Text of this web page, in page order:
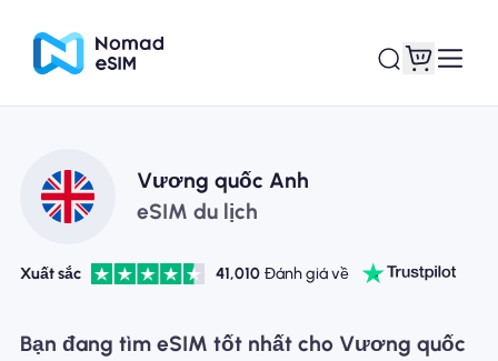
Đăng nhập Đăng
ký
Kế hoạch mua sắm
Vương quốc Anh
eSIM du lịch
Xuất sắc 41,010 Đánh giá về
Bạn đang tìm eSIM tốt nhất cho Vương quốc